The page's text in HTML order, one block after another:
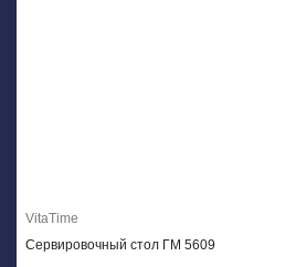
VitaTime
Сервировочный стол ГМ 5609